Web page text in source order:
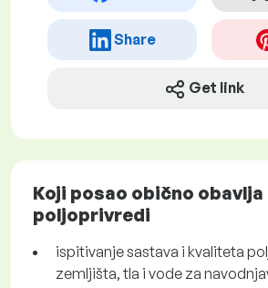
Share
Get link
Koji posao obično obavlja
poljoprivredi
ispitivanje sastava i kvaliteta
zemljišta, tla i vode za